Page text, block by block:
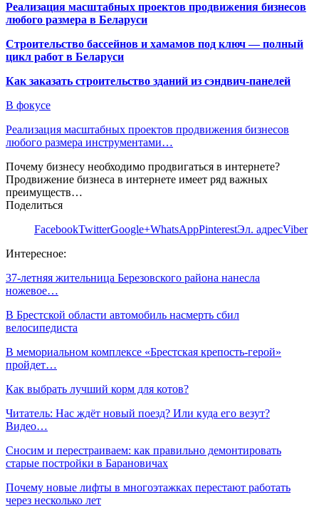
Реализация масштабных проектов продвижения бизнесов
любого размера в Беларуси
Строительство бассейнов и хамамов под ключ — полный
цикл работ в Беларуси
Как заказать строительство зданий из сэндвич-панелей
В фокусе
Реализация масштабных проектов продвижения бизнесов
любого размера инструментами…
Почему бизнесу необходимо продвигаться в интернете?
Продвижение бизнеса в интернете имеет ряд важных
преимуществ…
Поделиться
FacebookTwitterGoogle+WhatsAppPinterestЭл. адресViber
Интересное:
37-летняя жительница Березовского района нанесла
ножевое…
В Брестской области автомобиль насмерть сбил
велосипедиста
В мемориальном комплексе «Брестская крепость-герой»
пройдет…
Как выбрать лучший корм для котов?
Читатель: Нас ждёт новый поезд? Или куда его везут?
Видео…
Сносим и перестраиваем: как правильно демонтировать
старые постройки в Барановичах
Почему новые лифты в многоэтажках перестают работать
через несколько лет